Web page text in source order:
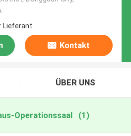
Lieferant
Kontakt
ÜBER UNS
Operationssaal (1)